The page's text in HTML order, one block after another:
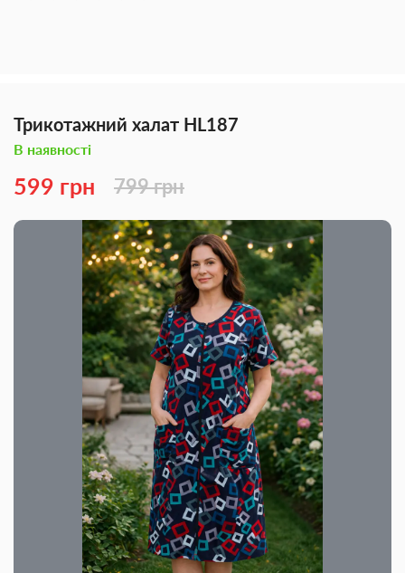
Трикотажний халат HL187
В наявності
599 грн 799 грн